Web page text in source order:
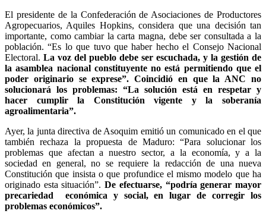
El presidente de la Confederación de Asociaciones de Productores
Agropecuarios, Aquiles Hopkins, considera que una decisión tan
importante, como cambiar la carta magna, debe ser consultada a la
población. “Es lo que tuvo que haber hecho el Consejo Nacional
Electoral. La voz del pueblo debe ser escuchada, y la gestión de
la asamblea nacional constituyente no está permitiendo que el
poder originario se exprese”. Coincidió en que la ANC no
solucionará los problemas: “La solución está en respetar y
hacer cumplir la Constitución vigente y la soberanía
agroalimentaria”.
Ayer, la junta directiva de Asoquim emitió un comunicado en el que
también rechaza la propuesta de Maduro: “Para solucionar los
problemas que afectan a nuestro sector, a la economía, y a la
sociedad en general, no se requiere la redacción de una nueva
Constitución que insista o que profundice el mismo modelo que ha
originado esta situación”.De efectuarse, “podría generar mayor
precariedad económica y social, en lugar de corregir los
problemas económicos”.